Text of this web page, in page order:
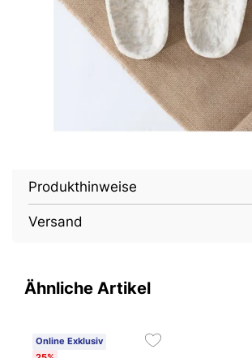
Produkthinweise
Versand
Ähnliche Artikel
Online Exklusiv